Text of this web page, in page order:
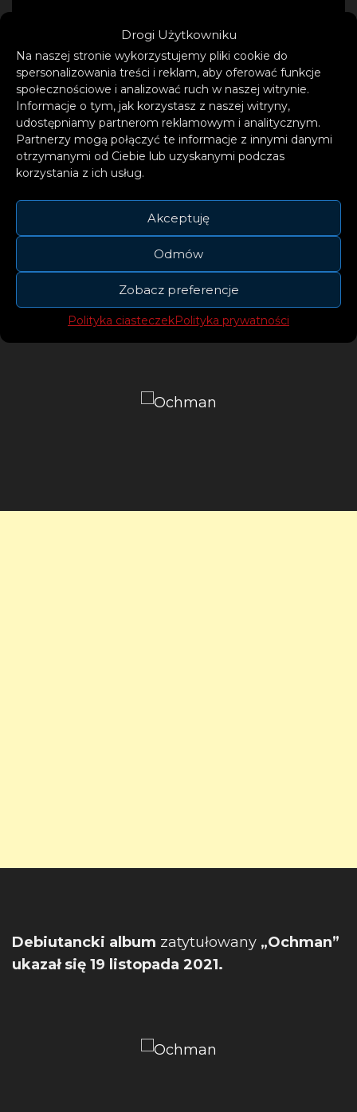
Drogi Użytkowniku
Na naszej stronie wykorzystujemy pliki cookie do
spersonalizowania treści i reklam, aby oferować funkcje
społecznościowe i analizować ruch w naszej witrynie.
Informacje o tym, jak korzystasz z naszej witryny,
udostępniamy partnerom reklamowym i analitycznym.
Partnerzy mogą połączyć te informacje z innymi danymi
otrzymanymi od Ciebie lub uzyskanymi podczas
korzystania z ich usług.
Akceptuję
Odmów
Zobacz preferencje
Polityka ciasteczekPolityka prywatności
Artysta wyrusza w trasę koncertową „Winter
Tour 2022”, a pierwszy z występów już 6
stycznia. Poniżej rozpiska koncertowa:
Debiutancki album zatytułowany „Ochman”
ukazał się 19 listopada 2021.